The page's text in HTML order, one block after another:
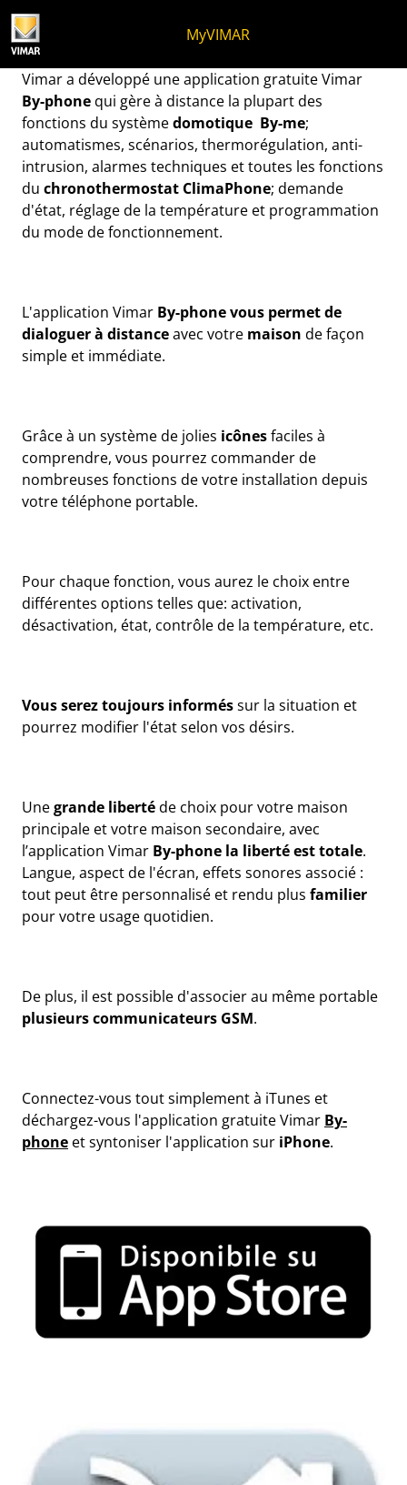
MyVIMAR
Domotique By-me sur
Vimar a développé une application gratuite Vimar
By-phone qui gère à distance la plupart des
fonctions du systèmedomotique By-me;
automatismes, scénarios, thermorégulation, anti-
intrusion, alarmes techniques et toutes les fonctions
du chronothermostat ClimaPhone; demande
d'état, réglage de la température et programmation
du mode de fonctionnement.
L'application Vimar By-phonevous permet de
dialoguer à distanceavec votre maison de façon
simple et immédiate.
Grâce à un système de jolies icônesfaciles à
comprendre, vous pourrez commander de
nombreuses fonctions de votre installation depuis
votre téléphone portable.
Pour chaque fonction, vous aurez le choix entre
différentes options telles que: activation,
désactivation, état, contrôle de la température, etc.
Vous serez toujours informéssur la situation et
pourrez modifier l'état selon vos désirs.
Unegrande libertéde choix pour votre maison
principale et votre maison secondaire, avec
l’application Vimar By-phone la liberté est totale.
Langue, aspect de l'écran, effets sonores associé :
tout peut être personnalisé et rendu plus familier
pour votre usage quotidien.
De plus, il est possible d'associer au même portable
plusieurs communicateurs GSM.
Connectez-vous tout simplement à iTunes et
déchargez-vous l'application gratuite Vimar By-
phone et syntoniser l'application sur iPhone.